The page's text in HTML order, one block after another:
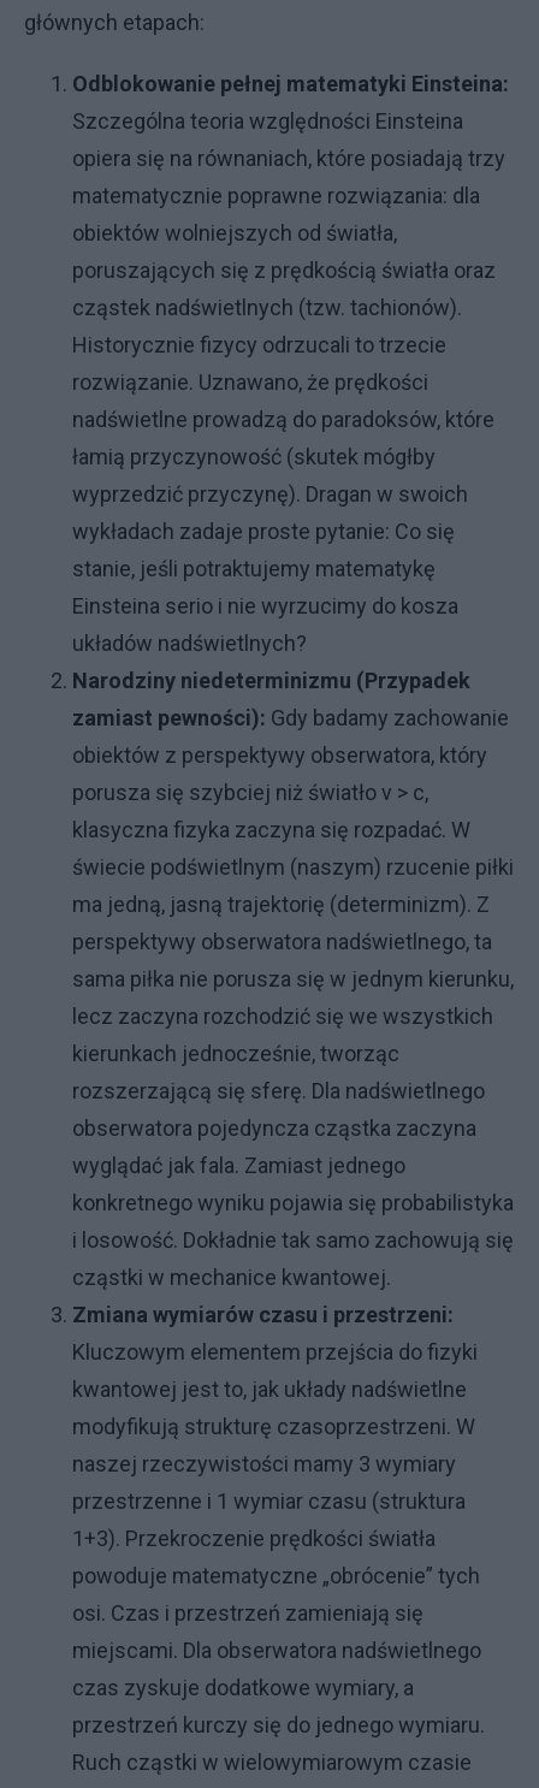
głównych etapach:
Odblokowanie pełnej matematyki Einsteina:
Szczególna teoria względności Einsteina
opiera się na równaniach, które posiadają trzy
matematycznie poprawne rozwiązania: dla
obiektów wolniejszych od światła,
poruszających się z prędkością światła oraz
cząstek nadświetlnych (tzw. tachionów).
Historycznie fizycy odrzucali to trzecie
rozwiązanie. Uznawano, że prędkości
nadświetlne prowadzą do paradoksów, które
łamią przyczynowość (skutek mógłby
wyprzedzić przyczynę). Dragan w swoich
wykładach zadaje proste pytanie: Co się
stanie, jeśli potraktujemy matematykę
Einsteina serio i nie wyrzucimy do kosza
układów nadświetlnych?
Narodziny niedeterminizmu (Przypadek
zamiast pewności): Gdy badamy zachowanie
obiektów z perspektywy obserwatora, który
porusza się szybciej niż światło v > c,
klasyczna fizyka zaczyna się rozpadać. W
świecie podświetlnym (naszym) rzucenie piłki
ma jedną, jasną trajektorię (determinizm). Z
perspektywy obserwatora nadświetlnego, ta
sama piłka nie porusza się w jednym kierunku,
lecz zaczyna rozchodzić się we wszystkich
kierunkach jednocześnie, tworząc
rozszerzającą się sferę. Dla nadświetlnego
obserwatora pojedyncza cząstka zaczyna
wyglądać jak fala. Zamiast jednego
konkretnego wyniku pojawia się probabilistyka
i losowość. Dokładnie tak samo zachowują się
cząstki w mechanice kwantowej.
Zmiana wymiarów czasu i przestrzeni:
Kluczowym elementem przejścia do fizyki
kwantowej jest to, jak układy nadświetlne
modyfikują strukturę czasoprzestrzeni. W
naszej rzeczywistości mamy 3 wymiary
przestrzenne i 1 wymiar czasu (struktura
1+3). Przekroczenie prędkości światła
powoduje matematyczne „obrócenie” tych
osi. Czas i przestrzeń zamieniają się
miejscami. Dla obserwatora nadświetlnego
czas zyskuje dodatkowe wymiary, a
przestrzeń kurczy się do jednego wymiaru.
Ruch cząstki w wielowymiarowym czasie